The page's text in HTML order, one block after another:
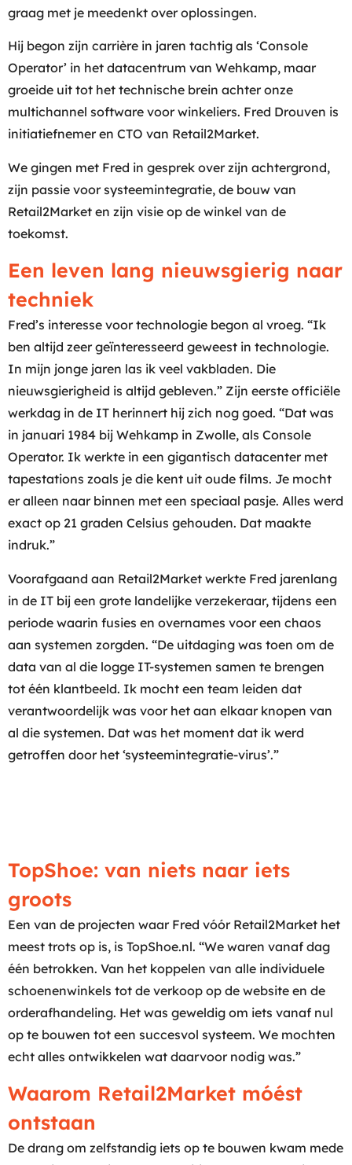
graag met je meedenkt over oplossingen.
Hij begon zijn carrière in jaren tachtig als ‘Console
Operator’ in het datacentrum van Wehkamp, maar
groeide uit tot het technische brein achter onze
multichannel software voor winkeliers. Fred Drouven is
initiatiefnemer en CTO van Retail2Market.
We gingen met Fred in gesprek over zijn achtergrond,
zijn passie voor systeemintegratie, de bouw van
Retail2Market en zijn visie op de winkel van de
toekomst.
Een leven lang nieuwsgierig naar
techniek
Fred’s interesse voor technologie begon al vroeg. “Ik
ben altijd zeer geïnteresseerd geweest in technologie.
In mijn jonge jaren las ik veel vakbladen. Die
nieuwsgierigheid is altijd gebleven.” Zijn eerste officiële
werkdag in de IT herinnert hij zich nog goed. “Dat was
in januari 1984 bij Wehkamp in Zwolle, als Console
Operator. Ik werkte in een gigantisch datacenter met
tapestations zoals je die kent uit oude films. Je mocht
er alleen naar binnen met een speciaal pasje. Alles werd
exact op 21 graden Celsius gehouden. Dat maakte
indruk.”
Voorafgaand aan Retail2Market werkte Fred jarenlang
in de IT bij een grote landelijke verzekeraar, tijdens een
periode waarin fusies en overnames voor een chaos
aan systemen zorgden. “De uitdaging was toen om de
data van al die logge IT-systemen samen te brengen
tot één klantbeeld. Ik mocht een team leiden dat
verantwoordelijk was voor het aan elkaar knopen van
al die systemen. Dat was het moment dat ik werd
getroffen door het ‘systeemintegratie-virus’.”
TopShoe: van niets naar iets
groots
Een van de projecten waar Fred vóór Retail2Market het
meest trots op is, is TopShoe.nl. “We waren vanaf dag
één betrokken. Van het koppelen van alle individuele
schoenenwinkels tot de verkoop op de website en de
orderafhandeling. Het was geweldig om iets vanaf nul
op te bouwen tot een succesvol systeem. We mochten
echt alles ontwikkelen wat daarvoor nodig was.”
Waarom Retail2Market móést
ontstaan
De drang om zelfstandig iets op te bouwen kwam mede